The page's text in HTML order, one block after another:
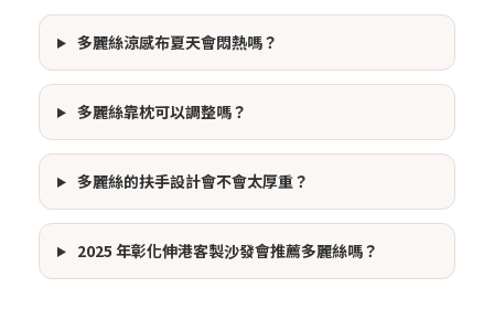
多麗絲涼感布夏天會悶熱嗎？
多麗絲靠枕可以調整嗎？
多麗絲的扶手設計會不會太厚重？
2025 年彰化伸港客製沙發會推薦多麗絲嗎？